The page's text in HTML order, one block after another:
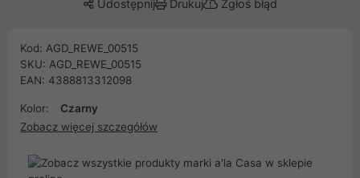
Udostępnij Drukuj Zgłoś błąd
Kod: AGD_REWE_00515
SKU: AGD_REWE_00515
EAN: 4388813312098
Kolor:
Czarny
Zobacz więcej szczegółów